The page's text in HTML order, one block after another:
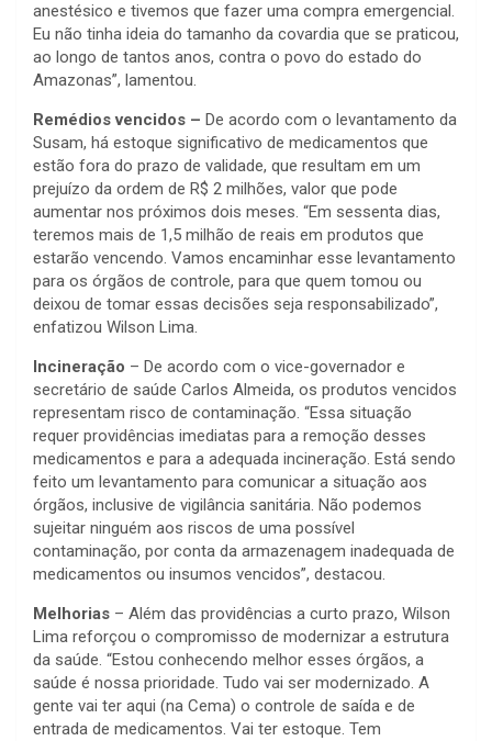
anestésico e tivemos que fazer uma compra emergencial.
Eu não tinha ideia do tamanho da covardia que se praticou,
ao longo de tantos anos, contra o povo do estado do
Amazonas”, lamentou.
Remédios vencidos – De acordo com o levantamento da
Susam, há estoque significativo de medicamentos que
estão fora do prazo de validade, que resultam em um
prejuízo da ordem de R$ 2 milhões, valor que pode
aumentar nos próximos dois meses. “Em sessenta dias,
teremos mais de 1,5 milhão de reais em produtos que
estarão vencendo. Vamos encaminhar esse levantamento
para os órgãos de controle, para que quem tomou ou
deixou de tomar essas decisões seja responsabilizado”,
enfatizou Wilson Lima.
Incineração – De acordo com o vice-governador e
secretário de saúde Carlos Almeida, os produtos vencidos
representam risco de contaminação. “Essa situação
requer providências imediatas para a remoção desses
medicamentos e para a adequada incineração. Está sendo
feito um levantamento para comunicar a situação aos
órgãos, inclusive de vigilância sanitária. Não podemos
sujeitar ninguém aos riscos de uma possível
contaminação, por conta da armazenagem inadequada de
medicamentos ou insumos vencidos”, destacou.
Melhorias – Além das providências a curto prazo, Wilson
Lima reforçou o compromisso de modernizar a estrutura
da saúde. “Estou conhecendo melhor esses órgãos, a
saúde é nossa prioridade. Tudo vai ser modernizado. A
gente vai ter aqui (na Cema) o controle de saída e de
entrada de medicamentos. Vai ter estoque. Tem